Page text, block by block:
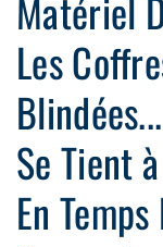
Les
Se Tient
En